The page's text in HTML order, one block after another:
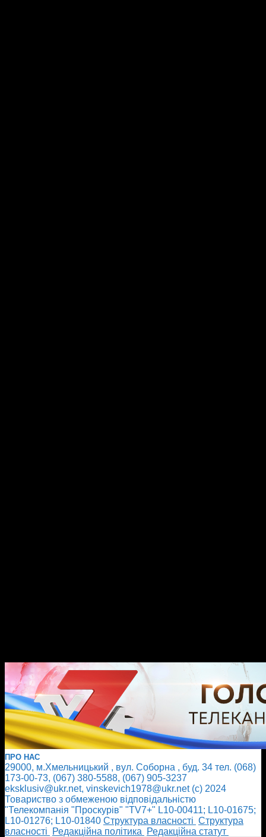
ПРО НАС
29000, м.Хмельницький , вул. Соборна , буд. 34 тел. (068)
173-00-73, (067) 380-5588, (067) 905-3237
eksklusiv@ukr.net, vinskevich1978@ukr.net (с) 2024
Товариство з обмеженою відповідальністю
"Телекомпанія "Проскурів" "TV7+" L10-00411; L10-01675;
L10-01276; L10-01840 Cтруктура власності Cтруктура
власності
Редакційна політика
Редакційна статут